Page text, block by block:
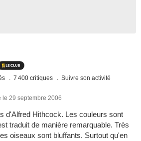
7 400 critiques Suivre son activité
le 29 septembre 2006
d'Alfred Hithcock. Les couleurs sont
traduit de manière remarquable. Très
oiseaux sont bluffants. Surtout qu'en